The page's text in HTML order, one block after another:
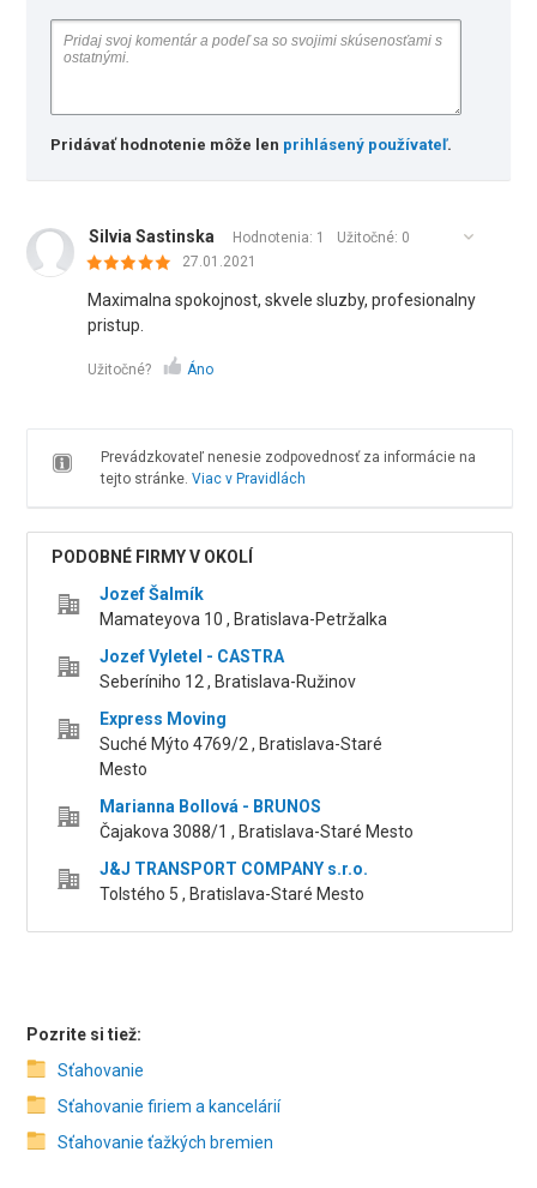
Pridávať hodnotenie môže len prihlásený používateľ.
Silvia Sastinska Hodnotenia: 1 Užitočné: 0
27.01.2021
Maximalna spokojnost, skvele sluzby, profesionalny
pristup.
Užitočné? Áno
Prevádzkovateľ nenesie zodpovednosť za informácie na
tejto stránke. Viac v Pravidlách
PODOBNÉ FIRMY V OKOLÍ
Jozef Šalmík
Mamateyova 10 , Bratislava-Petržalka
Jozef Vyletel - CASTRA
Seberíniho 12 , Bratislava-Ružinov
Express Moving
Suché Mýto 4769/2 , Bratislava-Staré
Mesto
Marianna Bollová - BRUNOS
Čajakova 3088/1 , Bratislava-Staré Mesto
J&J TRANSPORT COMPANY s.r.o.
Tolstého 5 , Bratislava-Staré Mesto
Pozrite si tiež:
Sťahovanie
Sťahovanie firiem a kancelárií
Sťahovanie ťažkých bremien